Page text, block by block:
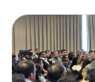
Referentes
Archivo de